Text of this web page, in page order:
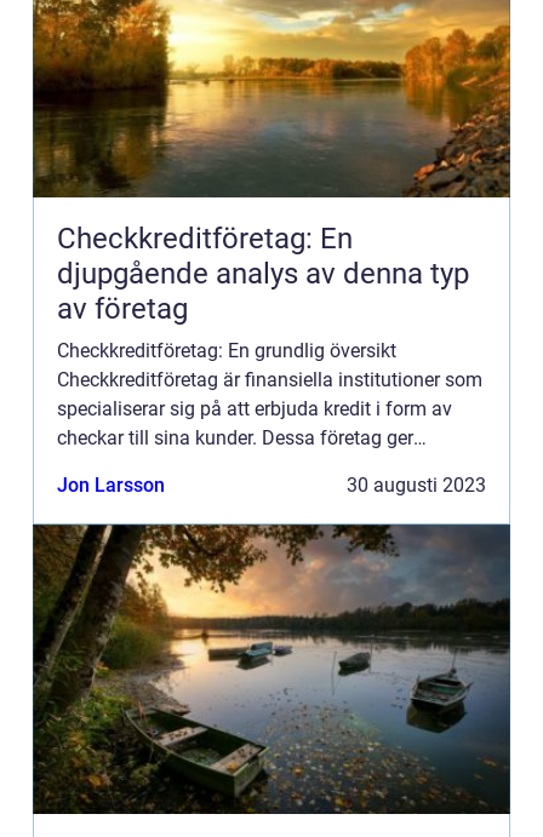
Checkkreditföretag: En
djupgående analys av denna typ
av företag
Checkkreditföretag: En grundlig översikt
Checkkreditföretag är finansiella institutioner som
specialiserar sig på att erbjuda kredit i form av
checkar till sina kunder. Dessa företag ger
en form av bet...
Jon Larsson 30 augusti 2023